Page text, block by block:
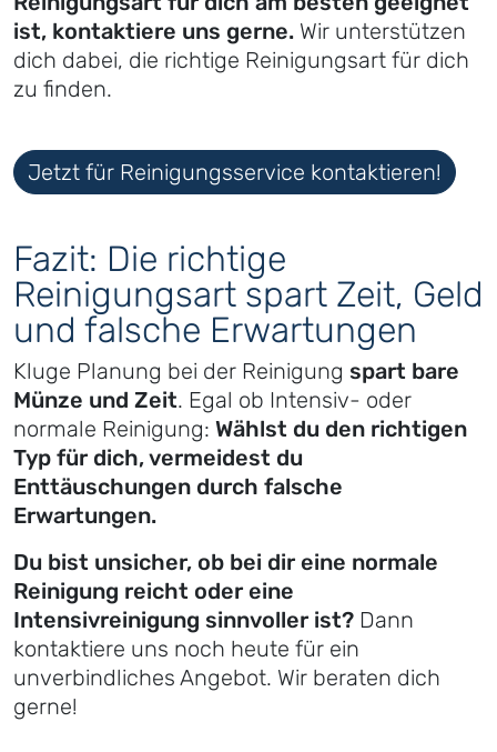
ist, kontaktiere uns gerne. Wir unterstützen
dich dabei, die richtige Reinigungsart für dich
zu finden.
Jetzt für Reinigungsservice kontaktieren!
Fazit: Die richtige
Reinigungsart spart Zeit, Geld
und falsche Erwartungen
Kluge Planung bei der Reinigung spart bare
Münze und Zeit. Egal ob Intensiv- oder
normale Reinigung: Wählst du den richtigen
Typ für dich, vermeidest du
Enttäuschungen durch falsche
Erwartungen.
Du bist unsicher, ob bei dir eine normale
Reinigung reicht oder eine
Intensivreinigung sinnvoller ist? Dann
kontaktiere uns noch heute für ein
unverbindliches Angebot. Wir beraten dich
gerne!